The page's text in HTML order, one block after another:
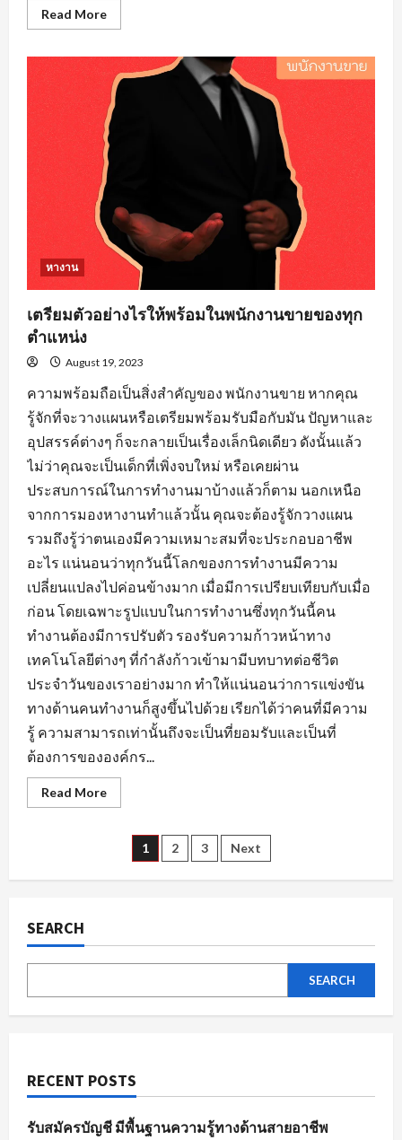
Read MoreRead
more
หา
งาน
วิศวะ
ที่
องค์กร
ส่วน
ใหญ่
ต้อง
จาก
ผู้
งาน
หางาน
เตรียมตัวอย่างไรให้พร้อมในพนักงานขายของทุก
ตำแหน่ง
August 19, 2023
ความพร้อมถือเป็นสิ่งสำคัญของ พนักงานขาย หากคุณ
รู้จักที่จะวางแผนหรือเตรียมพร้อมรับมือกับมัน ปัญหาและ
อุปสรรค์ต่างๆ ก็จะกลายเป็นเรื่องเล็กนิดเดียว ดังนั้นแล้ว
ไม่ว่าคุณจะเป็นเด็กที่เพิ่งจบใหม่ หรือเคยผ่าน
ประสบการณ์ในการทำงานมาบ้างแล้วก็ตาม นอกเหนือ
จากการมองหางานทำแล้วนั้น คุณจะต้องรู้จักวางแผน
รวมถึงรู้ว่าตนเองมีความเหมาะสมที่จะประกอบอาชีพ
อะไร แน่นอนว่าทุกวันนี้โลกของการทำงานมีความ
เปลี่ยนแปลงไปค่อนข้างมาก เมื่อมีการเปรียบเทียบกับเมื่อ
ก่อน โดยเฉพาะรูปแบบในการทำงานซึ่งทุกวันนี้คน
ทำงานต้องมีการปรับตัว รองรับความก้าวหน้าทาง
เทคโนโลยีต่างๆ ที่กำลังก้าวเข้ามามีบทบาทต่อชีวิต
ประจำวันของเราอย่างมาก ทำให้แน่นอนว่าการแข่งขัน
ทางด้านคนทำงานก็สูงขึ้นไปด้วย เรียกได้ว่าคนที่มีความ
รู้ ความสามารถเท่านั้นถึงจะเป็นที่ยอมรับและเป็นที่
ต้องการขององค์กร...
Read MoreRead
more
ตัวอย่าง
พร้อม
ทุก
Posts
pagination
1 2 3 Next
SEARCH
SEARCH
RECENT POSTS
รับสมัครบัญชี มีพื้นฐานความรู้ทางด้านสายอาชีพ